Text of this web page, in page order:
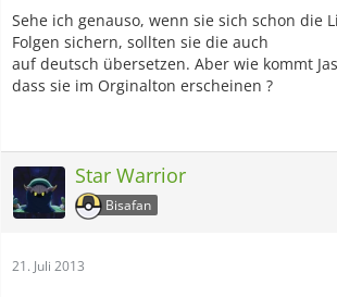
Sehe ich genauso, wenn sie sich schon die
Folgen sichern, sollten sie die auch
auf deutsch übersetzen. Aber wie kommt
dass sie im Orginalton erscheinen ?
Star Warrior
Bisafan
21. Juli 2013